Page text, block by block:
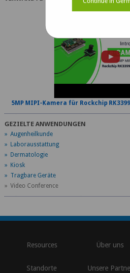
5MP MIPI-Kamera für Rockchip
GEZIELTE ANWENDUNGEN
» Augenheilkunde
» Laborausstattung
» Dermatologie
» Kiosk
» Tragbare Geräte
» Video Conference
Resources Über uns
Standorte Unsere
\